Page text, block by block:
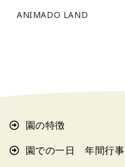
ANIMADO LAND
園の特徴
園での一日 年間行事